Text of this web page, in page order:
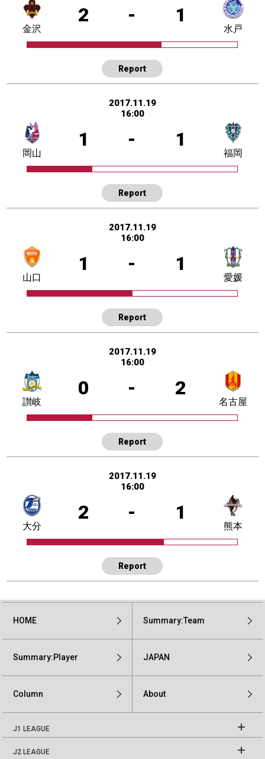
2 - 1
金沢 水戸
Report
2017.11.19
16:00
1 - 1
岡山 福岡
Report
2017.11.19
16:00
1 - 1
山口 愛媛
Report
2017.11.19
16:00
0 - 2
讃岐 名古屋
Report
2017.11.19
16:00
2 - 1
大分 熊本
Report
HOME Summary:Team
Summary:Player JAPAN
Column About
J1 LEAGUE
J2 LEAGUE